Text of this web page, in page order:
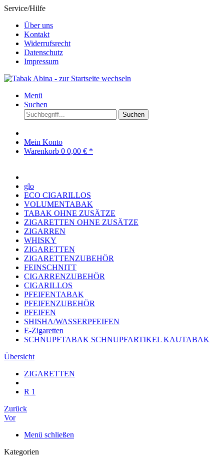
Service/Hilfe
Über uns
Kontakt
Widerrufsrecht
Datenschutz
Impressum
Menü
Suchen
Suchen
Mein Konto
Warenkorb 0 0,00 € *
glo
ECO CIGARILLOS
VOLUMENTABAK
TABAK OHNE ZUSÄTZE
ZIGARETTEN OHNE ZUSÄTZE
ZIGARREN
WHISKY
ZIGARETTEN
ZIGARETTENZUBEHÖR
FEINSCHNITT
CIGARRENZUBEHÖR
CIGARILLOS
PFEIFENTABAK
PFEIFENZUBEHÖR
PFEIFEN
SHISHA/WASSERPFEIFEN
E-Zigaretten
SCHNUPFTABAK SCHNUPFARTIKEL KAUTABAK
Übersicht
ZIGARETTEN
R 1
Zurück
Vor
Menü schließen
Kategorien